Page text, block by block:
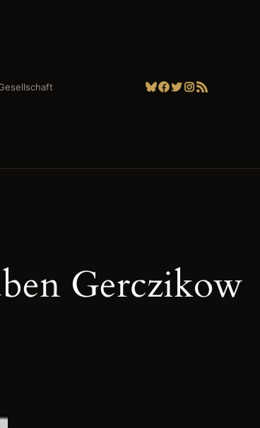
Bluesky
Facebook
Twitter
Instagram
RSS-Feed
Gerczikow